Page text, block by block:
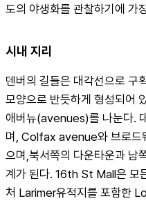
도의 야생화를 관찰하기에 가
시내 지리
덴버의 길들은 대각선으로 구
모양으로 반듯하게 형성되어
애버뉴(avenues)를 나눈다.
며, Colfax avenue와 브로드
으며,북서쪽의 다운타운과 남
계가 된다. 16th St Mall은 모
처 Larimer유적지를 포함한